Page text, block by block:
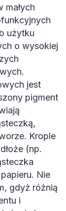
użytku
o wysokiej
jest
pigment
Krople
(np.
Nie
gdyż różnią
i